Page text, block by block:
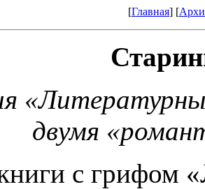
[Главная] [
двумя
с грифом